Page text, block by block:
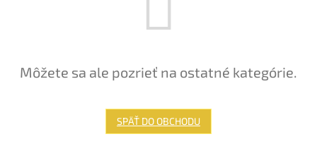
Môžete sa ale pozrieť na ostatné kategórie.
SPÄŤ DO OBCHODU